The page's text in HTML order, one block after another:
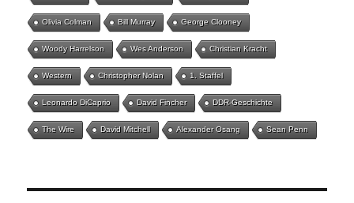
Olivia Colman Bill Murray George Clooney
Woody Harrelson Wes Anderson Christian Kracht
Western Christopher Nolan 1. Staffel
Leonardo DiCaprio David Fincher DDR-Geschichte
The Wire David Mitchell Alexander Osang Sean Penn